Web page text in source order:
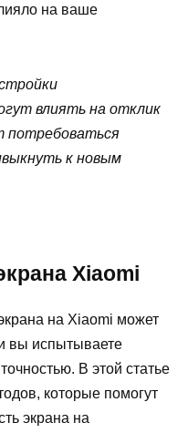
на ваше
влиять на отклик
потребоваться
к новым
Xiaomi
на Xiaomi может
вы испытываете
В этой статье
которые помогут
экрана на